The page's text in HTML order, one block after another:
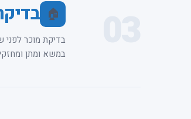
🏠
בדיקת מוכר לפני
במשא ומתן